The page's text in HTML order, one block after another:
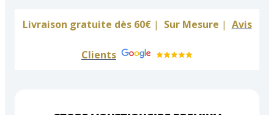
Livraison gratuite dès 60€ | Sur Mesure | Avis
Clients